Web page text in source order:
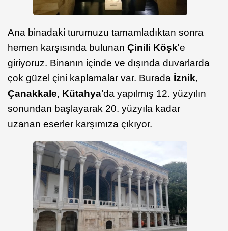
Ana binadaki turumuzu tamamladıktan sonra
hemen karşısında bulunan Çinili Köşk'e
giriyoruz. Binanın içinde ve dışında duvarlarda
çok güzel çini kaplamalar var. Burada İznik,
Çanakkale, Kütahya’da yapılmış 12. yüzyılın
sonundan başlayarak 20. yüzyıla kadar
uzanan eserler karşımıza çıkıyor.